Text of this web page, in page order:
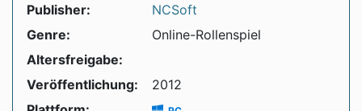
Publisher:
NCSoft
Genre:
Online-Rollenspiel
Altersfreigabe:
Veröffentlichung:
2012